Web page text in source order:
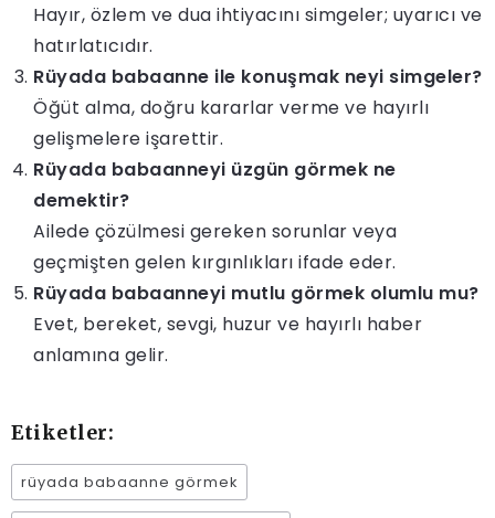
Hayır, özlem ve dua ihtiyacını simgeler; uyarıcı ve
hatırlatıcıdır.
Rüyada babaanne ile konuşmak neyi simgeler?
Öğüt alma, doğru kararlar verme ve hayırlı
gelişmelere işarettir.
Rüyada babaanneyi üzgün görmek ne
demektir?
Ailede çözülmesi gereken sorunlar veya
geçmişten gelen kırgınlıkları ifade eder.
Rüyada babaanneyi mutlu görmek olumlu mu?
Evet, bereket, sevgi, huzur ve hayırlı haber
anlamına gelir.
Etiketler:
rüyada babaanne görmek